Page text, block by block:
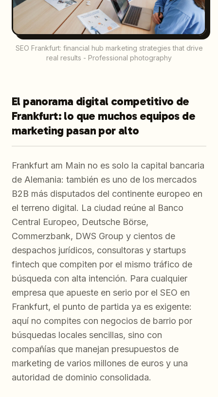
SEO Frankfurt: financial hub marketing strategies that drive
real results - Professional photography
El panorama digital competitivo de
Frankfurt: lo que muchos equipos de
marketing pasan por alto
Frankfurt am Main no es solo la capital bancaria
de Alemania: también es uno de los mercados
B2B más disputados del continente europeo en
el terreno digital. La ciudad reúne al Banco
Central Europeo, Deutsche Börse,
Commerzbank, DWS Group y cientos de
despachos jurídicos, consultoras y startups
fintech que compiten por el mismo tráfico de
búsqueda con alta intención. Para cualquier
empresa que apueste en serio por el SEO en
Frankfurt, el punto de partida ya es exigente:
aquí no compites con negocios de barrio por
búsquedas locales sencillas, sino con
compañías que manejan presupuestos de
marketing de varios millones de euros y una
autoridad de dominio consolidada.